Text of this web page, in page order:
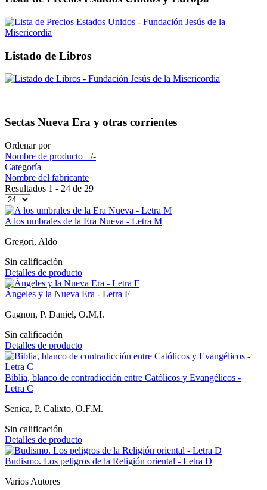
Listado de Libros
Sectas Nueva Era y otras corrientes
Ordenar por
Nombre de producto +/-
Categoría
Nombre del fabricante
Resultados 1 - 24 de 29
A los umbrales de la Era Nueva - Letra M
Gregori, Aldo
Sin calificación
Detalles de producto
Ángeles y la Nueva Era - Letra F
Gagnon, P. Daniel, O.M.I.
Sin calificación
Detalles de producto
Biblia, blanco de contradicción entre Católicos y Evangélicos -
Letra C
Senica, P. Calixto, O.F.M.
Sin calificación
Detalles de producto
Budismo. Los peligros de la Religión oriental - Letra D
Varios Autores